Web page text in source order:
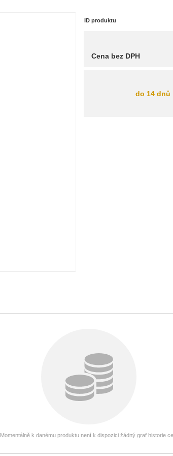
ID produktu
Cena bez DPH
do 14 dnů
Momentálně k danému produktu není k dispozici žádný graf historie